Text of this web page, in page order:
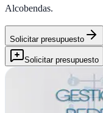
Alcobendas.
Solicitar presupuesto
Solicitar presupuesto
Gacelaweb -